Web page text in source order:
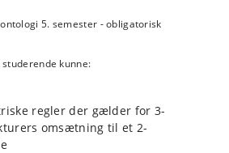
og vertikalplanet. Hovedvægten i
teoretiske grundlag for ekstraorale
vurdering af billedkvalitet,
Der er desuden lagt vægt på
specialoptagelser.
5. semester - obligatorisk
kunne:
regler der gælder for 3-
omsætning til et 2-